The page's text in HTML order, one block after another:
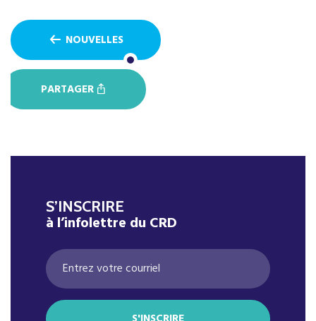
NOUVELLES
PARTAGER
S’INSCRIRE
à l’infolettre du CRD